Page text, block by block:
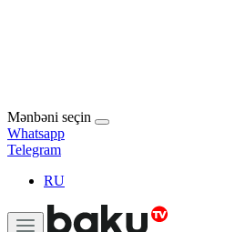
Mənbəni seçin
Whatsapp
Telegram
RU